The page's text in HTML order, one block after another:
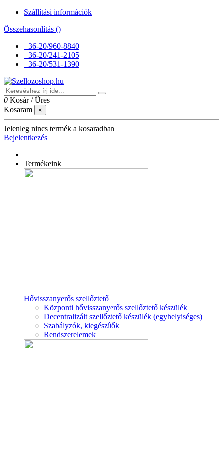
Szállítási információk
Összehasonlítás ()
+36-20/960-8840
+36-20/241-2105
+36-20/531-1390
0 Kosár /Üres
Kosaram
×
Jelenleg nincs termék a kosaradban
Bejelentkezés
Termékeink
Hővisszanyerős szellőztető
Központi hővisszanyerős szellőztető készülék
Decentralizált szellőztető készülék (egyhelyiséges)
Szabályzók, kiegészítők
Rendszerelemek